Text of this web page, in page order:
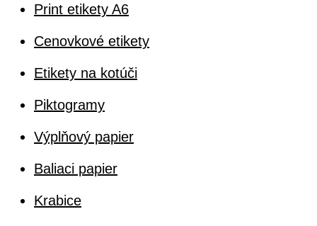
Print etikety A6
Cenovkové etikety
Etikety na kotúči
Piktogramy
Výplňový papier
Baliaci papier
Krabice